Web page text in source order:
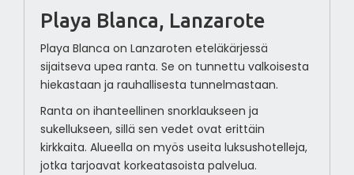
Playa Blanca, Lanzarote
Playa Blanca on Lanzaroten eteläkärjessä
sijaitseva upea ranta. Se on tunnettu valkoisesta
hiekastaan ja rauhallisesta tunnelmastaan.
Ranta on ihanteellinen snorklaukseen ja
sukellukseen, sillä sen vedet ovat erittäin
kirkkaita. Alueella on myös useita luksushotelleja,
jotka tarjoavat korkeatasoista palvelua.